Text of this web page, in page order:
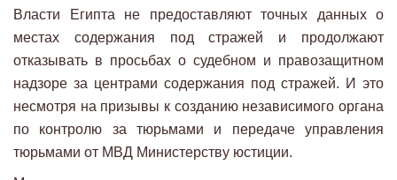
Власти Египта не предоставляют точных данных о
местах содержания под стражей и продолжают
отказывать в просьбах о судебном и правозащитном
надзоре за центрами содержания под стражей. И это
несмотря на призывы к созданию независимого органа
по контролю за тюрьмами и передаче управления
тюрьмами от МВД Министерству юстиции.